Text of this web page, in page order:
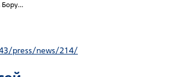
press/news/214/